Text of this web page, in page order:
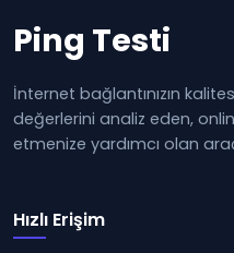
Ping Testi
İnternet bağlantınızın
değerlerini analiz eden,
etmenize yardımcı olan
Hızlı Erişim